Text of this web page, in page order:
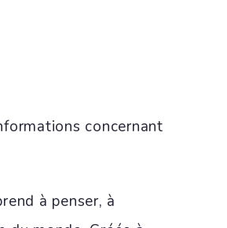
concernant
à penser, à